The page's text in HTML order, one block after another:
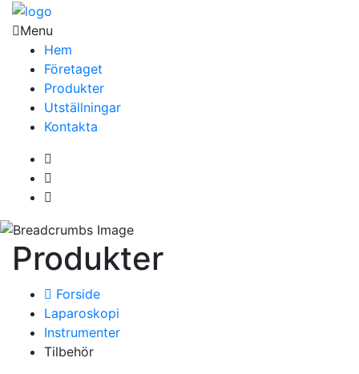
Menu
Hem
Företaget
Produkter
Utställningar
Kontakta
Produkter
Forside
Laparoskopi
Instrumenter
Tilbehör